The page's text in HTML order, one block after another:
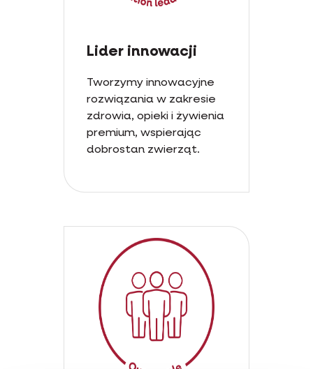
Lider innowacji
Tworzymy innowacyjne
rozwiązania w zakresie
zdrowia, opieki i żywienia
premium, wspierając
dobrostan zwierząt.